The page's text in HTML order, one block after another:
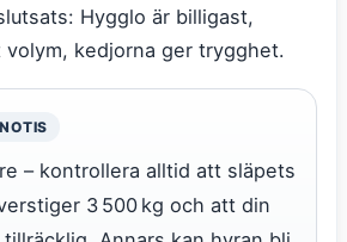
Hygglo är billigast,
kedjorna ger trygghet.
– kontrollera alltid att släpets
3 500 kg och att din